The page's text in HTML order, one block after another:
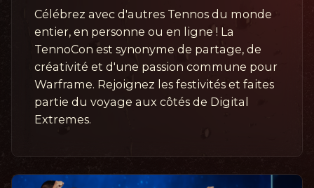
Célébrez avec d'autres Tennos du monde
entier, en personne ou en ligne ! La
TennoCon est synonyme de partage, de
créativité et d'une passion commune pour
Warframe. Rejoignez les festivités et faites
partie du voyage aux côtés de Digital
Extremes.